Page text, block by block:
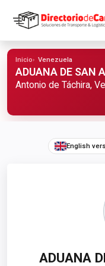
Inicio Venezuela
ADUANA DE SAN
Antonio de Táchira,
English
ADUANA